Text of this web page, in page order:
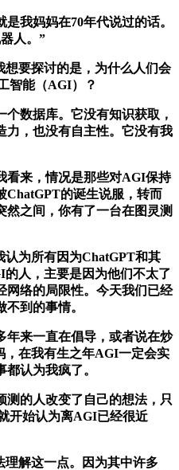
我妈妈在70年代说过的话。
人。”
要探讨的是，为什么人们会
智能（AGI）？
数据库。它没有知识获取，
力，也没有自主性。它没有我
来，情况是那些对AGI保持
ChatGPT的诞生说服，转而
之间，你有了一台在图灵测
为所有因为ChatGPT和其
人，主要是因为他们不太了
网络的局限性。今天我们已经
到的事情。
来一直在倡导，或者说在炒
，在我有生之年AGI一定会实
认为我疯了。
的人改变了自己的想法，只
开始认为离AGI已经很近
解这一点。因为其中许多